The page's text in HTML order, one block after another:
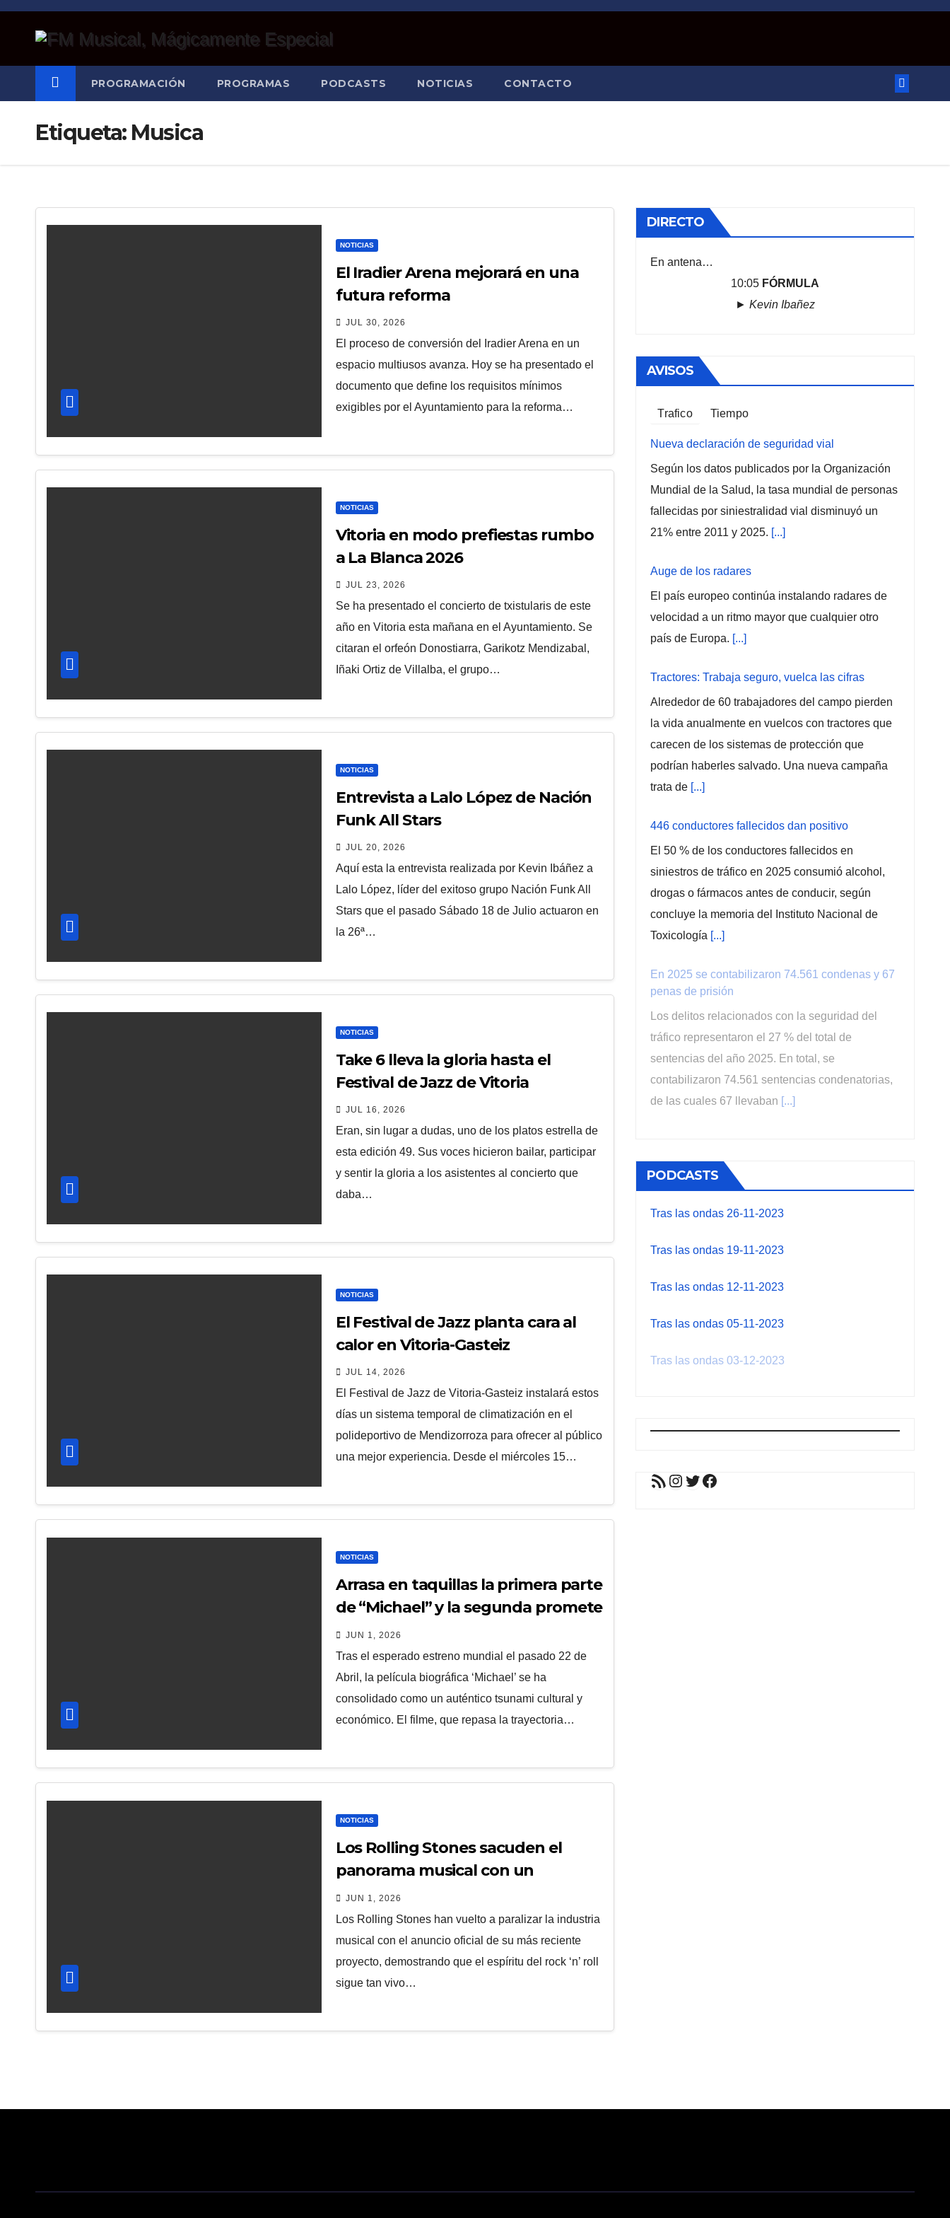
Saltar
PROGRAMACIÓN PROGRAMAS PODCASTS NOTICIAS CONTACTO
Etiqueta: Musica
NOTICIAS
El Iradier Arena mejorará en una
futura reforma
JUL 30, 2026
El proceso de conversión del Iradier Arena en un
espacio multiusos avanza. Hoy se ha presentado el
documento que define los requisitos mínimos
exigibles por el Ayuntamiento para la reforma…
NOTICIAS
Vitoria en modo prefiestas rumbo
a La Blanca 2026
JUL 23, 2026
Se ha presentado el concierto de txistularis de este
año en Vitoria esta mañana en el Ayuntamiento. Se
citaran el orfeón Donostiarra, Garikotz Mendizabal,
Iñaki Ortiz de Villalba, el grupo…
NOTICIAS
Entrevista a Lalo López de Nación
Funk All Stars
JUL 20, 2026
Aquí esta la entrevista realizada por Kevin Ibáñez a
Lalo López, líder del exitoso grupo Nación Funk All
Stars que el pasado Sábado 18 de Julio actuaron en
la 26ª…
NOTICIAS
Take 6 lleva la gloria hasta el
Festival de Jazz de Vitoria
JUL 16, 2026
Eran, sin lugar a dudas, uno de los platos estrella de
esta edición 49. Sus voces hicieron bailar, participar
y sentir la gloria a los asistentes al concierto que
daba…
NOTICIAS
El Festival de Jazz planta cara al
calor en Vitoria-Gasteiz
JUL 14, 2026
El Festival de Jazz de Vitoria-Gasteiz instalará estos
días un sistema temporal de climatización en el
polideportivo de Mendizorroza para ofrecer al público
una mejor experiencia. Desde el miércoles 15…
NOTICIAS
Arrasa en taquillas la primera parte
de “Michael” y la segunda promete
dar batalla
JUN 1, 2026
Tras el esperado estreno mundial el pasado 22 de
Abril, la película biográfica ‘Michael’ se ha
consolidado como un auténtico tsunami cultural y
económico. El filme, que repasa la trayectoria…
NOTICIAS
Los Rolling Stones sacuden el
panorama musical con un
esperado nuevo lanzamiento
JUN 1, 2026
Los Rolling Stones han vuelto a paralizar la industria
musical con el anuncio oficial de su más reciente
proyecto, demostrando que el espíritu del rock ‘n’ roll
sigue tan vivo…
DIRECTO
En antena…
10:05 FÓRMULA
►Kevin Ibañez
AVISOS
Trafico Tiempo
Nueva declaración de seguridad vial
Según los datos publicados por la Organización
Mundial de la Salud, la tasa mundial de personas
fallecidas por siniestralidad vial disminuyó un
21% entre 2011 y 2025. [...]
Auge de los radares
El país europeo continúa instalando radares de
velocidad a un ritmo mayor que cualquier otro
país de Europa. [...]
Tractores: Trabaja seguro, vuelca las cifras
Alrededor de 60 trabajadores del campo pierden
la vida anualmente en vuelcos con tractores que
carecen de los sistemas de protección que
podrían haberles salvado. Una nueva campaña
trata de [...]
446 conductores fallecidos dan positivo
El 50 % de los conductores fallecidos en
siniestros de tráfico en 2025 consumió alcohol,
drogas o fármacos antes de conducir, según
concluye la memoria del Instituto Nacional de
Toxicología [...]
En 2025 se contabilizaron 74.561 condenas y 67
penas de prisión
Los delitos relacionados con la seguridad del
tráfico representaron el 27 % del total de
sentencias del año 2025. En total, se
contabilizaron 74.561 sentencias condenatorias,
de las cuales 67 llevaban [...]
PODCASTS
Tras las ondas 26-11-2023
Tras las ondas 19-11-2023
Tras las ondas 12-11-2023
Tras las ondas 05-11-2023
Tras las ondas 03-12-2023
Feed RSSInstagram
Twitter
Facebook